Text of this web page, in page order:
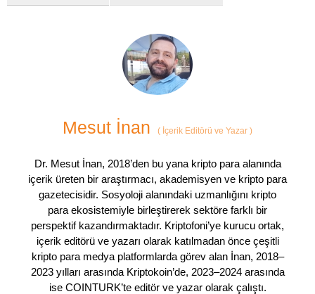
Mesut İnan ( İçerik Editörü ve Yazar )
Dr. Mesut İnan, 2018’den bu yana kripto para alanında
içerik üreten bir araştırmacı, akademisyen ve kripto para
gazetecisidir. Sosyoloji alanındaki uzmanlığını kripto
para ekosistemiyle birleştirerek sektöre farklı bir
perspektif kazandırmaktadır. Kriptofoni’ye kurucu ortak,
içerik editörü ve yazarı olarak katılmadan önce çeşitli
kripto para medya platformlarda görev alan İnan, 2018–
2023 yılları arasında Kriptokoin’de, 2023–2024 arasında
ise COINTURK’te editör ve yazar olarak çalıştı.